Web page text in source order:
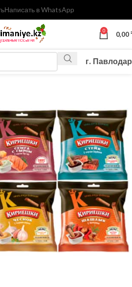
Написать в WhatsApp
0 0,00
г. Павлодар